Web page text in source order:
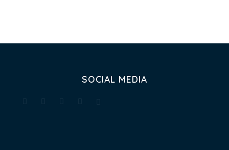
SOCIAL MEDIA